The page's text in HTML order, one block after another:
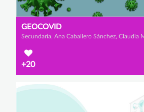
GEOCOVID
+20